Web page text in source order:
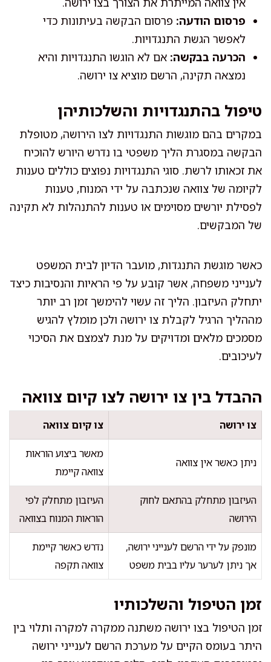
פרסום הודעה: פרסום הבקשה בעיתונות כדי
לאפשר הגשת התנגדויות.
הכרעה בבקשה: אם לא הוגשו התנגדויות והיא
נמצאה תקינה, הרשם מוציא צו ירושה.
טיפול בהתנגדויות והשלכותיהן
במקרים בהם מוגשות התנגדויות לצו הירושה, מטופלת
הבקשה במסגרת הליך משפטי בו נדרש היורש להוכיח
את זכאותו לרשת. סוגי התנגדויות נפוצים כוללים טענות
לקיומה של צוואה שנכתבה על ידי המנוח, טענות
לפסילת יורשים מסוימים או טענות להתנהלות לא תקינה
של המבקשים.
כאשר מוגשת התנגדות, מועבר הדיון לבית המשפט
לענייני משפחה, אשר קובע על פי הראיות והנסיבות כיצד
יתחלק העיזבון. הליך זה עשוי להימשך זמן רב יותר
מההליך הרגיל לקבלת צו ירושה ולכן מומלץ להגיש
מסמכים מלאים ומדויקים על מנת לצמצם את הסיכוי
לעיכובים.
ההבדל בין צו ירושה לצו קיום צוואה
צו ירושה צו קיום צוואה
ניתן כאשר אין צוואה
מאשר ביצוע הוראות
צוואה קיימת
העיזבון מתחלק בהתאם לחוק
הירושה
העיזבון מתחלק לפי
הוראות המנוח בצוואה
מונפק על ידי הרשם לענייני ירושה,
אך ניתן לערער עליו בבית משפט
נדרש כאשר קיימת
צוואה תקפה
זמן הטיפול והשלכותיו
זמן הטיפול בצו ירושה משתנה ממקרה למקרה ותלוי בין
היתר בעומס הקיים על מערכת הרשם לענייני ירושה